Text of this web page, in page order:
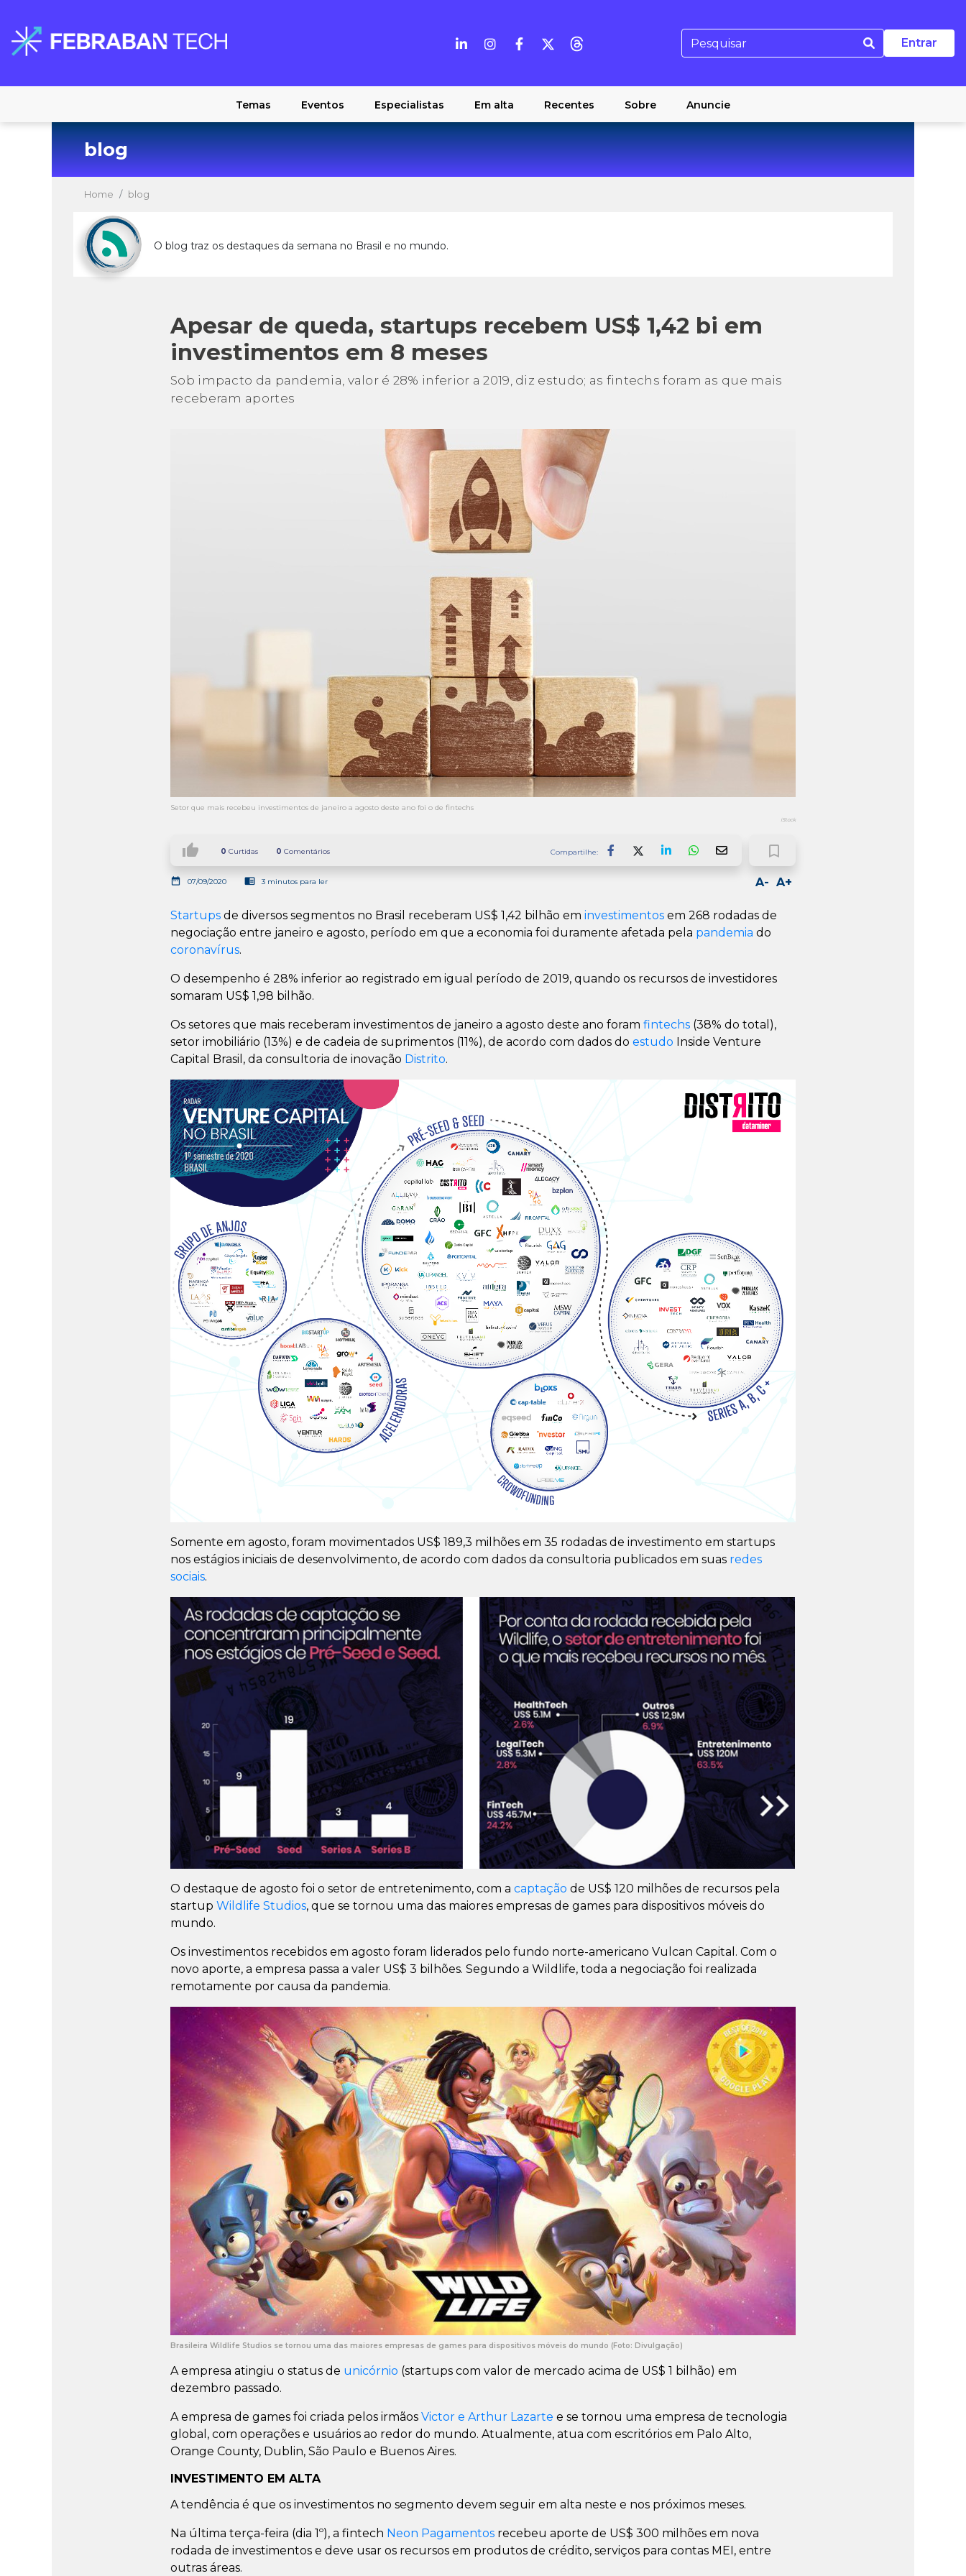
Entrar
Temas Eventos Especialistas Em alta Recentes Sobre Anuncie
blog
Home blog
O blog traz os destaques da semana no Brasil e no mundo.
Apesar de queda, startups recebem US$ 1,42 bi em
investimentos em 8 meses
Sob impacto da pandemia, valor é 28% inferior a 2019, diz estudo; as fintechs foram as que mais
receberam aportes
Setor que mais recebeu investimentos de janeiro a agosto deste ano foi o de fintechs
iStock
thumb_up 0 Curtidas 0 Comentários Compartilhe:
FacebookLinkedInWhatsapp
Email
bookmark_border
date_range 07/09/2020 chrome_reader_mode 3 minutos para ler A+
A-
Startups de diversos segmentos no Brasil receberam US$ 1,42 bilhão em investimentos em 268 rodadas de
negociação entre janeiro e agosto, período em que a economia foi duramente afetada pela pandemia do
coronavírus.
O desempenho é 28% inferior ao registrado em igual período de 2019, quando os recursos de investidores
somaram US$ 1,98 bilhão.
Os setores que mais receberam investimentos de janeiro a agosto deste ano foram fintechs (38% do total),
setor imobiliário (13%) e de cadeia de suprimentos (11%), de acordo com dados do estudo Inside Venture
Capital Brasil, da consultoria de inovação Distrito.
Somente em agosto, foram movimentados US$ 189,3 milhões em 35 rodadas de investimento em startups
nos estágios iniciais de desenvolvimento, de acordo com dados da consultoria publicados em suas redes
sociais.
O destaque de agosto foi o setor de entretenimento, com a captação de US$ 120 milhões de recursos pela
startup Wildlife Studios, que se tornou uma das maiores empresas de games para dispositivos móveis do
mundo.
Os investimentos recebidos em agosto foram liderados pelo fundo norte-americano Vulcan Capital. Com o
novo aporte, a empresa passa a valer US$ 3 bilhões. Segundo a Wildlife, toda a negociação foi realizada
remotamente por causa da pandemia.
Brasileira Wildlife Studios se tornou uma das maiores empresas de games para dispositivos móveis do mundo (Foto: Divulgação)
A empresa atingiu o status de unicórnio (startups com valor de mercado acima de US$ 1 bilhão) em
dezembro passado.
A empresa de games foi criada pelos irmãos Victor e Arthur Lazarte e se tornou uma empresa de tecnologia
global, com operações e usuários ao redor do mundo. Atualmente, atua com escritórios em Palo Alto,
Orange County, Dublin, São Paulo e Buenos Aires.
INVESTIMENTO EM ALTA
A tendência é que os investimentos no segmento devem seguir em alta neste e nos próximos meses.
Na última terça-feira (dia 1º), a fintech Neon Pagamentos recebeu aporte de US$ 300 milhões em nova
rodada de investimentos e deve usar os recursos em produtos de crédito, serviços para contas MEI, entre
outras áreas.